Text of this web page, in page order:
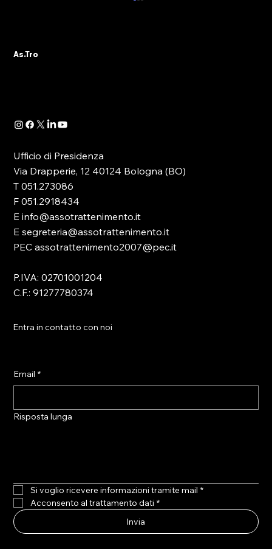
Determinazione Direttoriale di ADM, con la
As.Tro
Ufficio di Presidenza
Via Drapperie, 12 40124 Bologna (BO)
T 051.273086
F 051.2918434
E info@assotrattenimento.it
E segreteria@assotrattenimento.it
PEC assotrattenimento2007@pec.it
P.IVA: 02701001204
C.F.: 91277780374
Entra in contatto con noi
Email *
Risposta lunga
Si voglio ricevere informazioni tramite mail *
Acconsento al trattamento dati *
Invia